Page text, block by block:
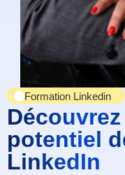
Formation Linkedin
potentiel
LinkedIn